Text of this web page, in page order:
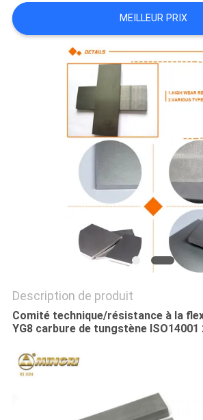
PLAN
DU
PRIVACY
MEILLEUR PRIX
Description de produit
Comité technique/résistance à la
YG8 carbure de tungstène ISO14001